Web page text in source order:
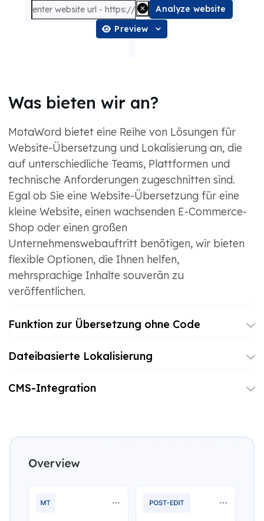
Analyze website
Preview
Was bieten wir an?
MotaWord bietet eine Reihe von Lösungen für
Website-Übersetzung und Lokalisierung an, die
auf unterschiedliche Teams, Plattformen und
technische Anforderungen zugeschnitten sind.
Egal ob Sie eine Website-Übersetzung für eine
kleine Website, einen wachsenden E-Commerce-
Shop oder einen großen
Unternehmenswebauftritt benötigen, wir bieten
flexible Optionen, die Ihnen helfen,
mehrsprachige Inhalte souverän zu
veröffentlichen.
Funktion zur Übersetzung ohne Code
Dateibasierte Lokalisierung
CMS-Integration